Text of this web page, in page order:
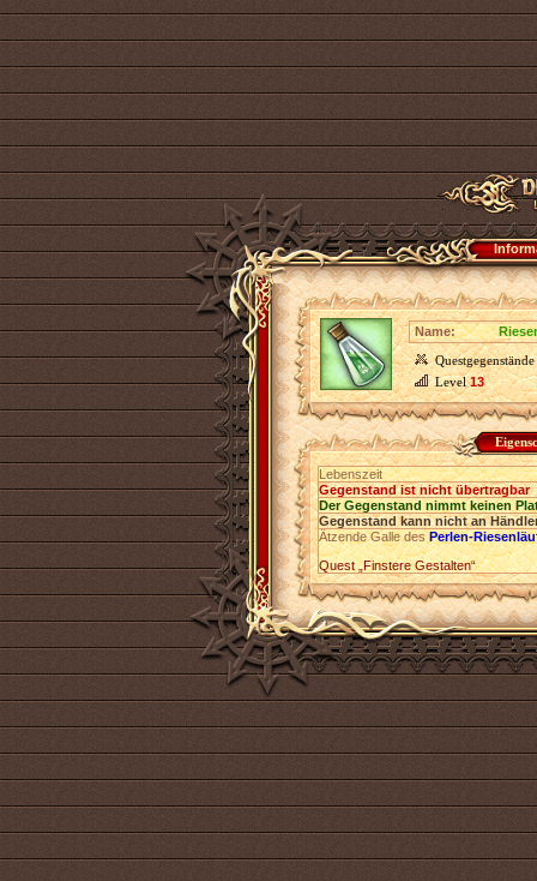
Name:
Questgegenstände
Level13
Lebenszeit
Gegenstand ist nicht übertragbar
Der Gegenstand nimmt keinen
Gegenstand kann nicht an
Ätzende Galle desPerlen-
Quest „Finstere Gestalten“